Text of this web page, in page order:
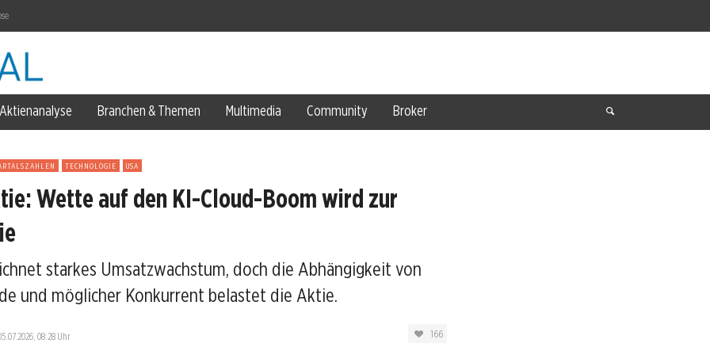
Aktienanalyse Branchen & Themen Multimedia Community Broker
TECHNOLOGIE USA
Wette auf den KI-Cloud-Boom wird zur
starkes Umsatzwachstum, doch die Abhängigkeit von
und möglicher Konkurrent belastet die Aktie.
08:28 Uhr 166